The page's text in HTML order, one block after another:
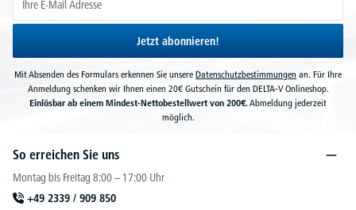
Jetzt abonnieren!
Mit Absenden des Formulars erkennen Sie unsere Datenschutzbestimmungen an. Für Ihre
Anmeldung schenken wir Ihnen einen 20€ Gutschein für den DELTA-V Onlineshop.
Einlösbar ab einem Mindest-Nettobestellwert von 200€.Abmeldung jederzeit
möglich.
So erreichen Sie uns
Montag bis Freitag 8:00 – 17:00 Uhr
+49 2339 / 909 850